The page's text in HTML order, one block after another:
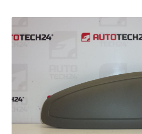
Livraison
Paiements
Panier